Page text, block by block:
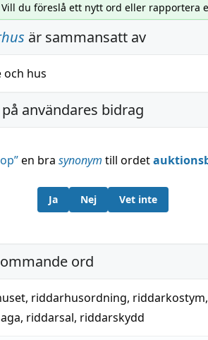
Vill du föreslå ett nytt ord eller rapportera
är sammansatt av
och hus
på användares bidrag
”en bra synonym till ordet
Ja Nej Vet inte
ord
, riddarhusordning, riddarkostym,
, riddarsal, riddarskydd